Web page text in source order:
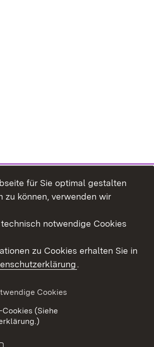
für Sie optimal gestalten
zu können, verwenden wir
notwendige Cookies
zu Cookies erhalten Sie in
.
Cookies
(Siehe